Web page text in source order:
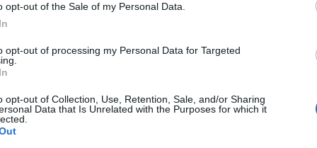
opt-out of the Sale of my Personal Data.
opt-out of processing my Personal Data for Targeted
opt-out of Collection, Use, Retention, Sale, and/or Sharing
Data that Is Unrelated with the Purposes for which it
σε ανοιχτή γραμμή με τον Πολίτη
παράπονα, καταγγελίες ή ιδέες για τη γειτονιά σου.